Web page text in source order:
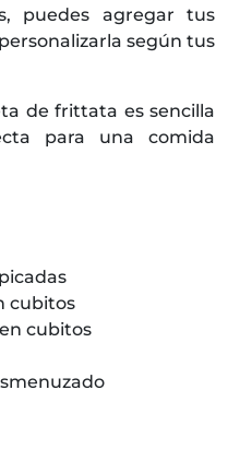
puedes agregar tus
según tus
de frittata es sencilla
para una comida
cubitos
cubitos